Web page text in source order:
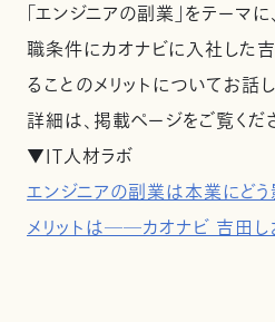
「エンジニアの副業」をテーマ
職条件にカオナビに入社した
ることのメリットについてお話
詳細は、掲載ページをご覧くだ
▼IT人材ラボ
エンジニアの副業は本業にど
メリットは――カオナビ 吉田し